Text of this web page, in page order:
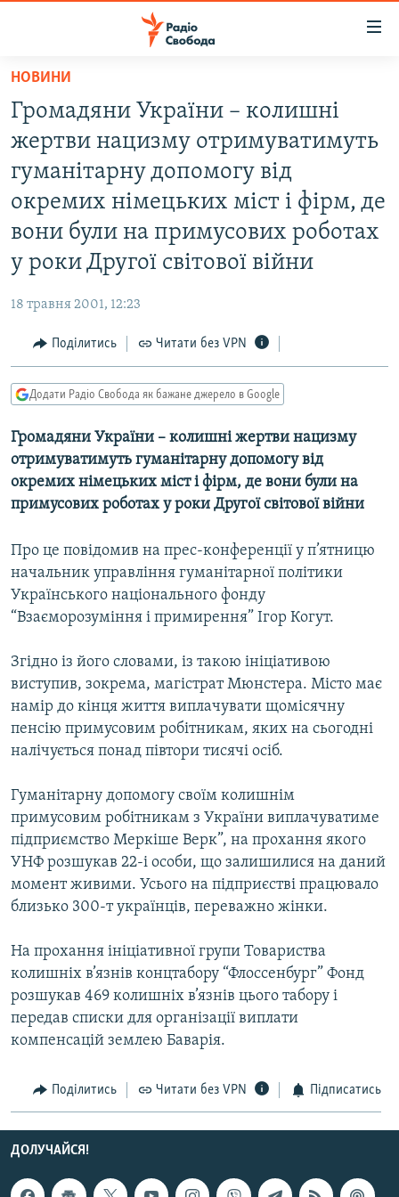
Перейти
основного
матеріалу
Перейти
до
основної
навігації
до
ВСЕ ЗА ДОБУ
СТАТТІ
ЕКОНОМІКА
СУСПІЛЬСТВО
УКРАЇНА
СВІТ
РОСІЙСЬКА «ФІЛЬТРАЦІЯ»
ДОНБАС.РЕАЛІЇ
СХЕМИ
КИТАЙ.ВИКЛИКИ
ФОТО
СПЕЦПРОЄКТИ
ПОДКАСТИ
КРИМ РЕАЛІЇ
РУС
УКР
ДОЛУЧАЙСЯ!
Усі сайти RFE/RL
НОВИНИ
Громадяни України – колишні
жертви нацизму отримуватимуть
гуманітарну допомогу від
окремих німецьких міст і фірм, де
вони були на примусових роботах
у роки Другої світової війни
18 травня 2001, 12:23
Поділитись Читати без VPN
Додати Радіо Свобода як бажане джерело в Google
Громадяни України – колишні жертви нацизму
отримуватимуть гуманітарну допомогу від
окремих німецьких міст і фірм, де вони були на
примусових роботах у роки Другої світової війни
Про це повідомив на прес-конференції у п’ятницю
начальник управління гуманітарної політики
Українського національного фонду
“Взаєморозуміння і примирення” Ігор Когут.
Згідно із його словами, із такою ініціативою
виступив, зокрема, магістрат Мюнстера. Місто має
намір до кінця життя виплачувати щомісячну
пенсію примусовим робітникам, яких на сьогодні
налічується понад півтори тисячі осіб.
Гуманітарну допомогу своїм колишнім
примусовим робітникам з України виплачуватиме
підприємство Меркіше Верк”, на прохання якого
УНФ розшукав 22-і особи, що залишилися на даний
момент живими. Усього на підприєстві працювало
близько 300-т українців, переважно жінки.
На прохання ініціативної групи Товариства
колишніх в’язнів концтабору “Флоссенбург” Фонд
розшукав 469 колишніх в’язнів цього табору і
передав списки для організації виплати
компенсацій землею Баварія.
Поділитись Читати без VPN Підписатись
ДОЛУЧАЙСЯ!